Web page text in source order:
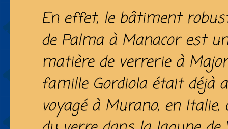
En effet, le bâtiment
de Palma à Manacor est
matière de verrerie à
famille Gordiola était déjà
voyagé à Murano, en